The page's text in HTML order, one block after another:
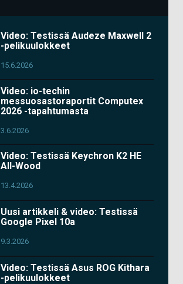
Video: Testissä Audeze Maxwell 2
-pelikuulokkeet
15.6.2026
Video: io-techin
messuosastoraportit Computex
2026 -tapahtumasta
3.6.2026
Video: Testissä Keychron K2 HE
All-Wood
13.4.2026
Uusi artikkeli & video: Testissä
Google Pixel 10a
9.3.2026
Video: Testissä Asus ROG Kithara
-pelikuulokkeet